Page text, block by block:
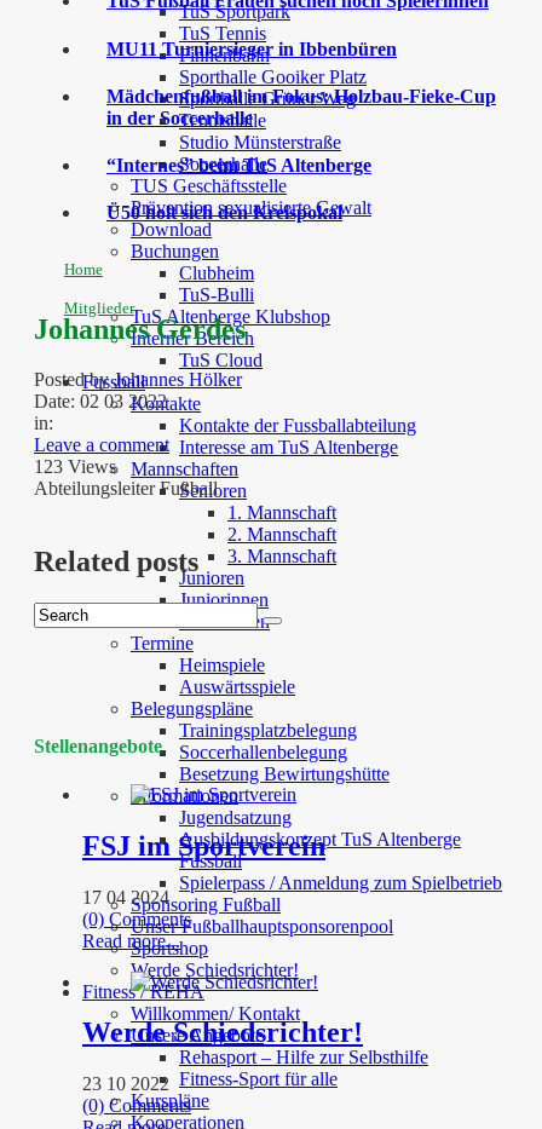
TuS Sportpark
TuS Tennis
Finnenbahn
Sporthalle Gooiker Platz
Sporthalle Grüner Weg
Tennishalle
Studio Münsterstraße
Soccerhalle
TUS Geschäftsstelle
Prävention sexualisierte Gewalt
Download
Buchungen
Clubheim
TuS-Bulli
TuS Altenberge Klubshop
Interner Bereich
TuS Cloud
Fussball
Kontakte
Kontakte der Fussballabteilung
Interesse am TuS Altenberge
Mannschaften
Senioren
1. Mannschaft
2. Mannschaft
3. Mannschaft
Junioren
Juniorinnen
Alte Herren
Termine
Heimspiele
Auswärtsspiele
Belegungspläne
Trainingsplatzbelegung
Soccerhallenbelegung
Besetzung Bewirtungshütte
Informationen
Jugendsatzung
Ausbildungskonzept TuS Altenberge
Fussball
Spielerpass / Anmeldung zum Spielbetrieb
Sponsoring Fußball
Unser Fußballhauptsponsorenpool
Sportshop
Werde Schiedsrichter!
Fitness / REHA
Willkommen/ Kontakt
Unsere Angebote
Rehasport – Hilfe zur Selbsthilfe
Fitness-Sport für alle
Kurspläne
Kooperationen
MU11 Turniersieger in Ibbenbüren
Mädchenfußball im Fokus: Holzbau-Fieke-Cup
in der Soccerhalle
“Internes” beim TuS Altenberge
Ü50 holt sich den Kreispokal
Home
Mitglieder
Johannes Gerdes
Posted byJohannes Hölker
Date: 02 03 2022
in:
Leave a comment
123 Views
Abteilungsleiter Fußball
Related posts
Stellenangebote
FSJ im Sportverein
17 04 2024
(0) Comments
Read more...
Werde Schiedsrichter!
23 10 2022
(0) Comments